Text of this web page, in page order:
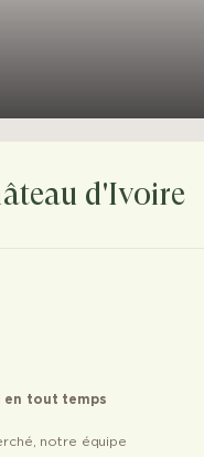
d'Ivoire
en tout temps
notre équipe